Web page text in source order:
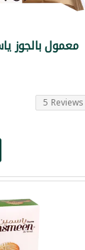
معمول بالجوز ياسمين
5 Reviews